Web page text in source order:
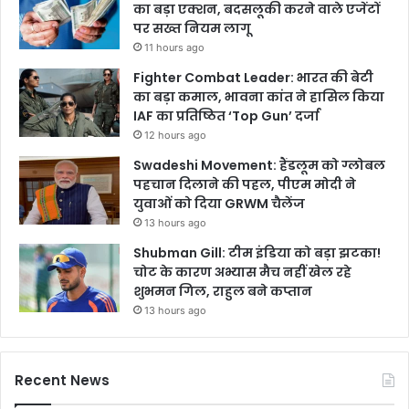
का बड़ा एक्शन, बदसलूकी करने वाले एजेंटों
पर सख्त नियम लागू
11 hours ago
Fighter Combat Leader: भारत की बेटी
का बड़ा कमाल, भावना कांत ने हासिल किया
IAF का प्रतिष्ठित ‘Top Gun’ दर्जा
12 hours ago
Swadeshi Movement: हैंडलूम को ग्लोबल
पहचान दिलाने की पहल, पीएम मोदी ने
युवाओं को दिया GRWM चैलेंज
13 hours ago
Shubman Gill: टीम इंडिया को बड़ा झटका!
चोट के कारण अभ्यास मैच नहीं खेल रहे
शुभमन गिल, राहुल बने कप्तान
13 hours ago
Recent News